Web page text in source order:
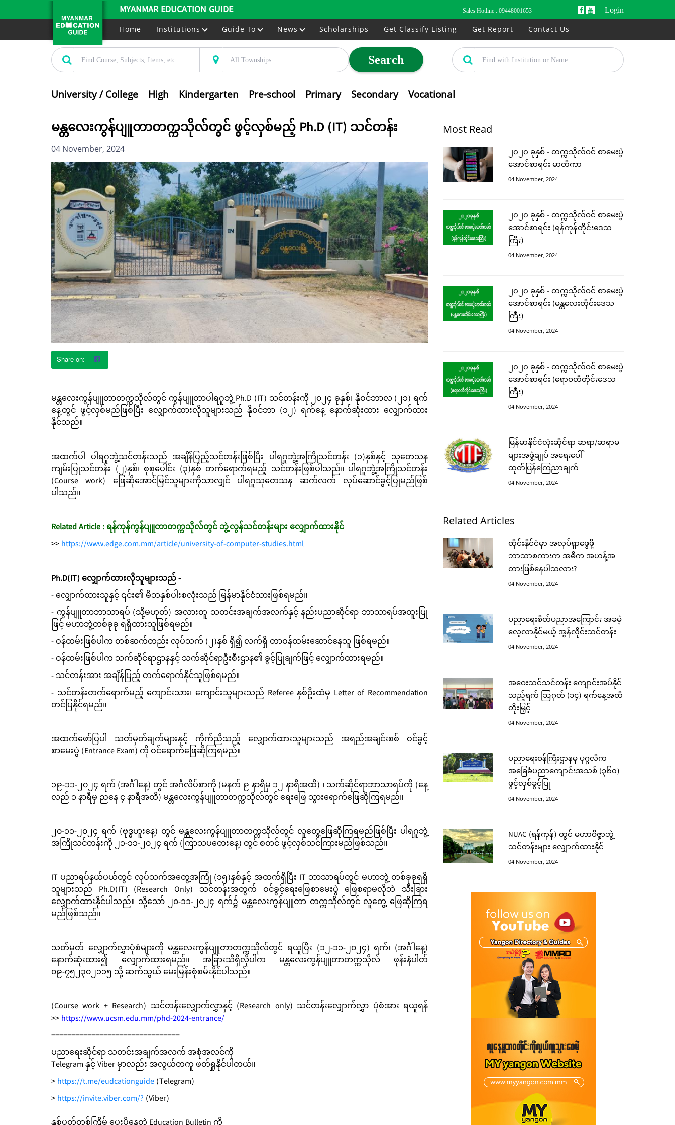
MYANMAR EDUCATION GUIDE Sales Hotline : 09448001653 Login
Home Institutions Guide To News Scholarships Get Classify Listing Get Report Contact Us
Search
University / College High Kindergarten Pre-school Primary Secondary Vocational
မန္တလေးကွန်ပျူတာတက္ကသိုလ်တွင် ဖွင့်လှစ်မည့် Ph.D (IT) သင်တန်း
04 November, 2024
မန္တလေးကွန်ပျူတာတက္ကသိုလ်တွင် ကွန်ပျူတာပါရဂူဘွဲ့ Ph.D (IT) သင်တန်းကို ၂၀၂၄ ခုနှစ်၊ နိုဝင်ဘာလ (၂၁) ရက်
နေ့တွင် ဖွင့်လှစ်မည်ဖြစ်ပြီး လျှောက်ထားလိုသူများသည် နိုဝင်ဘာ (၁၂) ရက်နေ့ နောက်ဆုံးထား လျှောက်ထား
နိုင်သည်။
အထက်ပါ ပါရဂူဘွဲ့သင်တန်းသည် အချိန်ပြည့်သင်တန်းဖြစ်ပြီး ပါရဂူဘွဲ့အကြိုသင်တန်း (၁)နှစ်နှင့် သုတေသန
ကျမ်းပြုသင်တန်း (၂)နှစ်၊ စုစုပေါင်း (၃)နှစ် တက်ရောက်ရမည့် သင်တန်းဖြစ်ပါသည်။ ပါရဂူဘွဲ့အကြိုသင်တန်း
(Course work) ဖြေဆိုအောင်မြင်သူများကိုသာလျှင် ပါရဂူသုတေသန ဆက်လက် လုပ်ဆောင်ခွင့်ပြုမည်ဖြစ်
ပါသည်။
Related Article : ရန်ကုန်ကွန်ပျူတာတက္ကသိုလ်တွင် ဘွဲ့လွန်သင်တန်းများ လျှောက်ထားနိုင်
>>https://www.edge.com.mm/article/university-of-computer-studies.html
Ph.D(IT) လျှောက်ထားလိုသူများသည် -
- လျှောက်ထားသူနှင့် ၎င်း၏ မိဘနှစ်ပါးစလုံးသည် မြန်မာနိုင်ငံသားဖြစ်ရမည်။
- ကွန်ပျူတာဘာသာရပ် (သို့မဟုတ်) အလားတူ သတင်းအချက်အလက်နှင့် နည်းပညာဆိုင်ရာ ဘာသာရပ်အထူးပြု
ဖြင့် မဟာဘွဲ့တစ်ခုခု ရရှိထားသူဖြစ်ရမည်။
- ဝန်ထမ်းဖြစ်ပါက တစ်ဆက်တည်း လုပ်သက် (၂)နှစ် ရှိ၍ လက်ရှိ တာဝန်ထမ်းဆောင်နေသူ ဖြစ်ရမည်။
- ဝန်ထမ်းဖြစ်ပါက သက်ဆိုင်ရာဌာနနှင့် သက်ဆိုင်ရာဦးစီးဌာန၏ ခွင့်ပြုချက်ဖြင့် လျှောက်ထားရမည်။
- သင်တန်းအား အချိန်ပြည့် တက်ရောက်နိုင်သူဖြစ်ရမည်။
- သင်တန်းတက်ရောက်မည့် ကျောင်းသား၊ ကျောင်းသူများသည် Referee နှစ်ဦးထံမှ Letter of Recommendation
တင်ပြနိုင်ရမည်။
အထက်ဖော်ပြပါ သတ်မှတ်ချက်များနှင့် ကိုက်ညီသည့် လျှောက်ထားသူများသည် အရည်အချင်းစစ် ဝင်ခွင့်
စာမေးပွဲ (Entrance Exam) ကို ဝင်ရောက်ဖြေဆိုကြရမည်။
၁၉-၁၁-၂၀၂၄ ရက် (အင်္ဂါနေ့) တွင် အင်္ဂလိပ်စာကို (မနက် ၉ နာရီမှ ၁၂ နာရီအထိ) ၊ သက်ဆိုင်ရာဘာသာရပ်ကို (နေ့
လည် ၁ နာရီမှ ညနေ ၄ နာရီအထိ) မန္တလေးကွန်ပျူတာတက္ကသိုလ်တွင် ရေးဖြေ သွားရောက်ဖြေဆိုကြရမည်။
၂၀-၁၁-၂၀၂၄ ရက် (ဗုဒ္ဓဟူးနေ့) တွင် မန္တလေးကွန်ပျူတာတက္ကသိုလ်တွင် လူတွေ့ဖြေဆိုကြရမည်ဖြစ်ပြီး ပါရဂူဘွဲ့
အကြိုသင်တန်းကို ၂၁-၁၁-၂၀၂၄ ရက် (ကြာသပတေးနေ့) တွင် စတင် ဖွင့်လှစ်သင်ကြားမည်ဖြစ်သည်။
IT ပညာရပ်နယ်ပယ်တွင် လုပ်သက်အတွေ့အကြုံ (၁၅)နှစ်နှင့် အထက်ရှိပြီး IT ဘာသာရပ်တွင် မဟာဘွဲ့ တစ်ခုခုရရှိ
သူများသည် Ph.D(IT) (Research Only) သင်တန်းအတွက် ဝင်ခွင့်ရေးဖြေစာမေးပွဲ ဖြေစရာမလိုဘဲ သီးခြား
လျှောက်ထားနိုင်ပါသည်။ သို့သော် ၂၀-၁၁-၂၀၂၄ ရက်၌ မန္တလေးကွန်ပျူတာ တက္ကသိုလ်တွင် လူတွေ့ ဖြေဆိုကြရ
မည်ဖြစ်သည်။
သတ်မှတ် လျှောက်လွှာပုံစံများကို မန္တလေးကွန်ပျူတာတက္ကသိုလ်တွင် ရယူပြီး (၁၂-၁၁-၂၀၂၄) ရက်၊ (အင်္ဂါနေ့)
နောက်ဆုံးထား၍ လျှောက်ထားရမည်။ အခြားသိရှိလိုပါက မန္တလေးကွန်ပျူတာတက္ကသိုလ် ဖုန်းနံပါတ်
၀၉-၇၅၂၃၀၂၁၁၅ သို့ ဆက်သွယ် မေးမြန်းစုံစမ်းနိုင်ပါသည်။
(Course work + Research) သင်တန်းလျှောက်လွှာနှင့် (Research only) သင်တန်းလျှောက်လွှာ ပုံစံအား ရယူရန်
>>https://www.ucsm.edu.mm/phd-2024-entrance/
================================
ပညာရေးဆိုင်ရာ သတင်းအချက်အလက် အစုံအလင်ကို
Telegram နှင့် Viber မှာလည်း အလွယ်တကူ ဖတ်ရှုနိုင်ပါတယ်။
>https://t.me/eudcationguide(Telegram)
>https://invite.viber.com/? (Viber)
Most Read
၂၀၂၀ ခုနှစ် - တက္ကသိုလ်ဝင် စာမေးပွဲ
အောင်စာရင်း မာတိကာ
04 November, 2024
၂၀၂၀ ခုနှစ် - တက္ကသိုလ်ဝင် စာမေးပွဲ
အောင်စာရင်း (ရန်ကုန်တိုင်းဒေသ
ကြီး)
04 November, 2024
၂၀၂၀ ခုနှစ် - တက္ကသိုလ်ဝင် စာမေးပွဲ
အောင်စာရင်း (မန္တလေးတိုင်းဒေသ
ကြီး)
04 November, 2024
၂၀၂၀ ခုနှစ် - တက္ကသိုလ်ဝင် စာမေးပွဲ
အောင်စာရင်း (ဧရာဝတီတိုင်းဒေသ
ကြီး)
04 November, 2024
မြန်မာနိုင်ငံလုံးဆိုင်ရာ ဆရာ/ဆရာမ
များအဖွဲ့ချုပ် အရေးပေါ်
ထုတ်ပြန်ကြေညာချက်
04 November, 2024
Related Articles
ထိုင်းနိုင်ငံမှာ အလုပ်ရှာဖွေဖို့
ဘာသာစကားက အဓိက အဟန့်အ
တားဖြစ်နေပါသလား?
04 November, 2024
ပညာရေးစိတ်ပညာအကြောင်း အခမဲ့
လေ့လာနိုင်မယ့် အွန်လိုင်းသင်တန်း
04 November, 2024
အဝေးသင်သင်တန်း ကျောင်းအပ်နိုင်
သည့်ရက် ဩဂုတ် (၁၄) ရက်နေ့အထိ
တိုးမြှင့်
04 November, 2024
ပညာရေးဝန်ကြီးဌာနမှ ပုဂ္ဂလိက
အခြေခံပညာကျောင်းအသစ် (၃၆၀)
ဖွင့်လှစ်ခွင့်ပြု
04 November, 2024
NUAC (ရန်ကုန်) တွင် မဟာဝိဇ္ဇာဘွဲ့
သင်တန်းများ လျှောက်ထားနိုင်
04 November, 2024